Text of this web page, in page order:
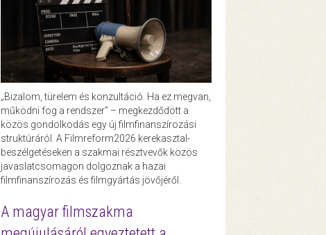
„Bizalom, türelem és konzultáció. Ha ez megvan,
működni fog a rendszer” – megkezdődött a
közös gondolkodás egy új filmfinanszírozási
struktúráról. A Filmreform2026 kerekasztal-
beszélgetéseken a szakmai résztvevők közös
javaslatcsomagon dolgoznak a hazai
filmfinanszírozás és filmgyártás jövőjéről.
A magyar filmszakma